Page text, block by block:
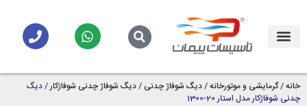
خانه/گرمایشی و موتورخانه/دیگ شوفاژ چدنی /دیگ شوفاژ چدنی شوفاژکار/ دیگ
چدنی شوفاژکار مدل استار 20-1300